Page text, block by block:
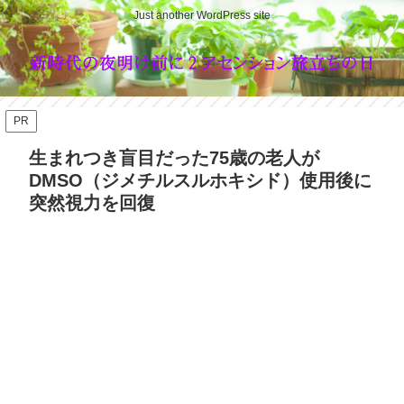
Just another WordPress site
PR
生まれつき盲目だった75歳の老人が
DMSO（ジメチルスルホキシド）使用後に
突然視力を回復